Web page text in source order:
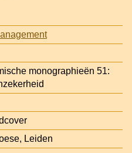
monographieën 51:
Leiden